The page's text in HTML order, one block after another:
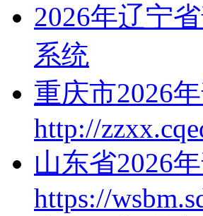
2026年辽宁
系统
重庆市2026
http://
山东省2026
https://